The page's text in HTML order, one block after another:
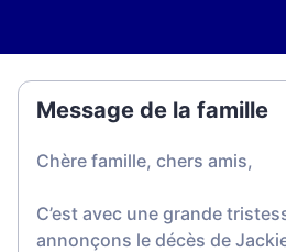
Message de la famille
Chère famille, chers amis,
C’est avec une grande
annonçons le décès de